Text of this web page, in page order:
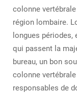
colonne
région lombaire.
longues
qui passent la
bureau, un bon
colonne
responsables de